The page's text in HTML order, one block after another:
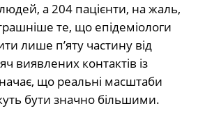
а 204 пацієнти, на жаль,
те, що епідеміологи
лише п’яту частину від
виявлених контактів із
що реальні масштаби
бути значно більшими.